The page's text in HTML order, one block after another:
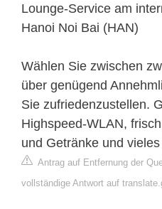
Lounge-Service am
Hanoi Noi Bai (HAN)
Wählen Sie zwischen
über genügend
Sie zufriedenzustellen.
Highspeed-WLAN,
und Getränke und vieles
Antrag auf Entfernung der
vollständige Antwort auf